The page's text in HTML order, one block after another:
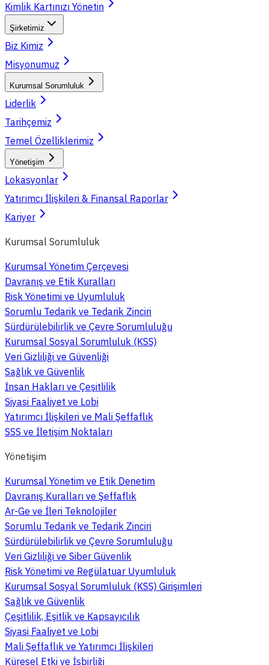
Kimlik Kartınızı Yönetin
Şirketimiz
Biz Kimiz
Misyonumuz
Kurumsal Sorumluluk
Liderlik
Tarihçemiz
Temel Özelliklerimiz
Yönetişim
Lokasyonlar
Yatırımcı İlişkileri & Finansal Raporlar
Kariyer
Kurumsal Sorumluluk
Kurumsal Yönetim Çerçevesi
Davranış ve Etik Kuralları
Risk Yönetimi ve Uyumluluk
Sorumlu Tedarik ve Tedarik Zinciri
Sürdürülebilirlik ve Çevre Sorumluluğu
Kurumsal Sosyal Sorumluluk (KSS)
Veri Gizliliği ve Güvenliği
Sağlık ve Güvenlik
İnsan Hakları ve Çeşitlilik
Siyasi Faaliyet ve Lobi
Yatırımcı İlişkileri ve Mali Şeffaflık
SSS ve İletişim Noktaları
Yönetişim
Kurumsal Yönetim ve Etik Denetim
Davranış Kuralları ve Şeffaflık
Ar-Ge ve İleri Teknolojiler
Sorumlu Tedarik ve Tedarik Zinciri
Sürdürülebilirlik ve Çevre Sorumluluğu
Veri Gizliliği ve Siber Güvenlik
Risk Yönetimi ve Regülatuar Uyumluluk
Kurumsal Sosyal Sorumluluk (KSS) Girişimleri
Sağlık ve Güvenlik
Çeşitlilik, Eşitlik ve Kapsayıcılık
Siyasi Faaliyet ve Lobi
Mali Şeffaflık ve Yatırımcı İlişkileri
Küresel Etki ve İşbirliği